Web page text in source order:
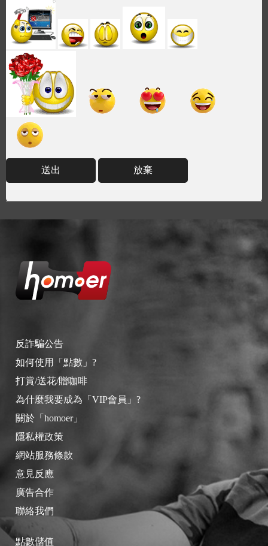
送出 放棄
反詐騙公告
如何使用「點數」?
打賞/送花/贈咖啡
為什麼我要成為「VIP會員」?
關於「homoer」
隱私權政策
網站服務條款
意見反應
廣告合作
聯絡我們
點數儲值